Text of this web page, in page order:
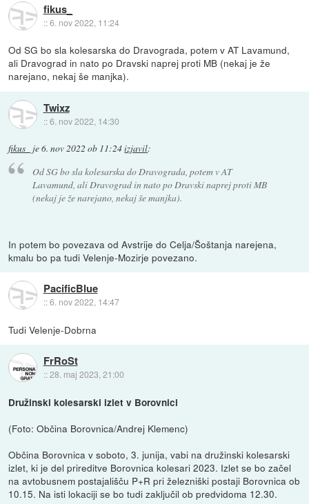
fikus_
::6. nov 2022, 11:24
Od SG bo sla kolesarska do Dravograda, potem v AT Lavamund,
ali Dravograd in nato po Dravski naprej proti MB (nekaj je že
narejano, nekaj še manjka).
Twixz
::6. nov 2022, 14:30
fikus_ je6. nov 2022 ob 11:24izjavil:
Od SG bo sla kolesarska do Dravograda, potem v AT
Lavamund, ali Dravograd in nato po Dravski naprej proti MB
(nekaj je že narejano, nekaj še manjka).
In potem bo povezava od Avstrije do Celja/Šoštanja narejena,
kmalu bo pa tudi Velenje-Mozirje povezano.
PacificBlue
::6. nov 2022, 14:47
Tudi Velenje-Dobrna
FrRoSt
::28. maj 2023, 21:00
Družinski kolesarski izlet v Borovnici
(Foto: Občina Borovnica/Andrej Klemenc)
Občina Borovnica v soboto, 3. junija, vabi na družinski kolesarski
izlet, ki je del prireditve Borovnica kolesari 2023. Izlet se bo začel
na avtobusnem postajališču P+R pri železniški postaji Borovnica ob
10.15. Na isti lokaciji se bo tudi zaključil ob predvidoma 12.30.